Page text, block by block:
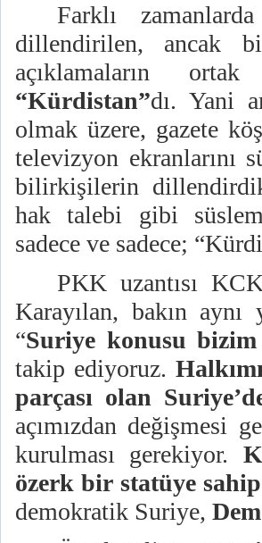
Farklı
dillendirilen, ancak
açıklamaların
“Kürdistan”dı. Yani
olmak üzere, gazete
televizyon ekranlarını
bilirkişilerin
hak talebi gibi
sadece ve sadece;
PKK uzantısı
Karayılan, bakın aynı
“Suriye konusu bizim
takip ediyoruz.
parçası olan
açımızdan değişmesi
kurulması gerekiyor.
özerk bir statüye
demokratik Suriye,